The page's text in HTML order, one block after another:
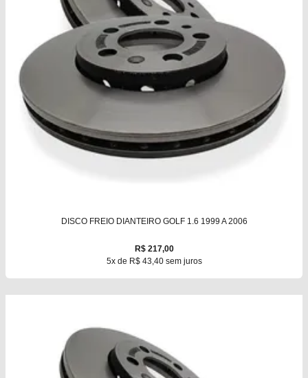
DISCO FREIO DIANTEIRO GOLF 1.6 1999 A 2006
R$ 217,00
5x de R$ 43,40 sem juros